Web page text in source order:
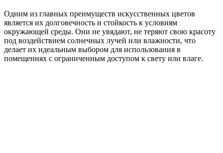
Одним из главных преимуществ искусственных цветов
является их долговечность и стойкость к условиям
окружающей среды. Они не увядают, не теряют свою красоту
под воздействием солнечных лучей или влажности, что
делает их идеальным выбором для использования в
помещениях с ограниченным доступом к свету или влаге.